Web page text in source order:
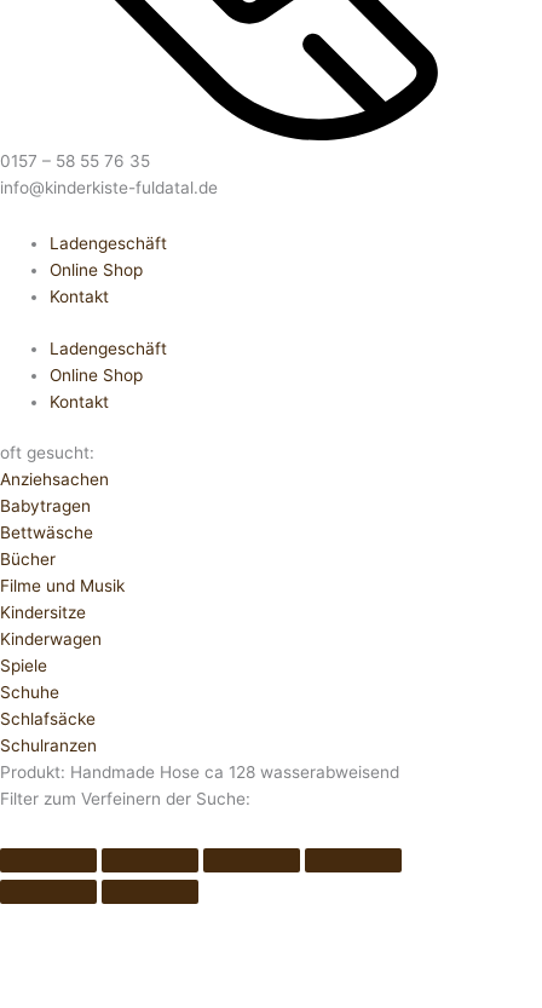
0157 – 58 55 76 35
info@kinderkiste-fuldatal.de
Ladengeschäft
Online Shop
Kontakt
Ladengeschäft
Online Shop
Kontakt
oft gesucht:
Anziehsachen
Babytragen
Bettwäsche
Bücher
Filme und Musik
Kindersitze
Kinderwagen
Spiele
Schuhe
Schlafsäcke
Schulranzen
Produkt: Handmade Hose ca 128 wasserabweisend
Filter zum Verfeinern der Suche: